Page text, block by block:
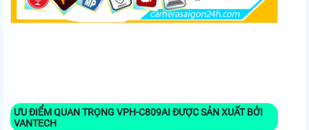
ƯU ĐIỂM QUAN TRỌNG VPH-C809AI ĐƯỢC SẢN XUẤT BỞI
VANTECH